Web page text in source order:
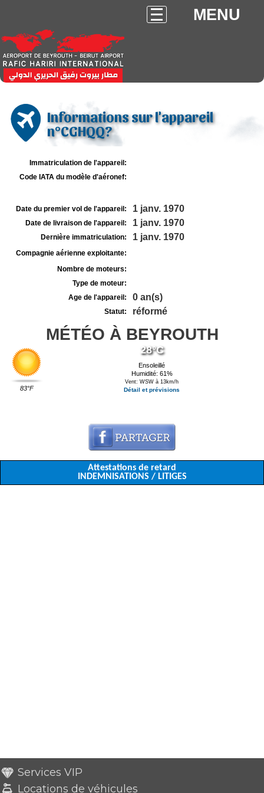
MENU
Informations sur l'appareil
n°CGHQQ?
Immatriculation de l'appareil:
Code IATA du modèle d'aéronef:
Date du premier vol de l'appareil: 1 janv. 1970
Date de livraison de l'appareil: 1 janv. 1970
Dernière immatriculation: 1 janv. 1970
Compagnie aérienne exploitante:
Nombre de moteurs:
Type de moteur:
Age de l'appareil:
0 an(s)
Statut: réformé
MÉTÉO À BEYROUTH
83°F
28°C
Ensoleillé
Humidité: 61%
Vent: WSW à 13km/h
Détail et prévisions
Attestations de retard
INDEMNISATIONS / LITIGES
Services VIP
Locations de véhicules